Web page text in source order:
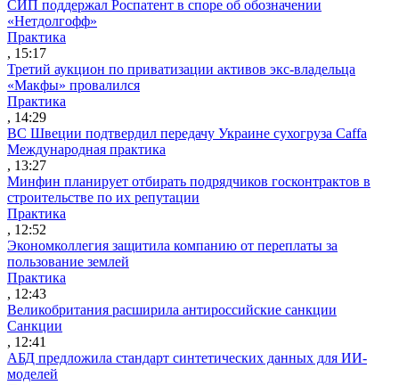
СИП поддержал Роспатент в споре об обозначении
«Нетдолгофф»
Практика
, 15:17
Третий аукцион по приватизации активов экс-владельца
«Макфы» провалился
Практика
, 14:29
ВС Швеции подтвердил передачу Украине сухогруза Caffa
Международная практика
, 13:27
Минфин планирует отбирать подрядчиков госконтрактов в
строительстве по их репутации
Практика
, 12:52
Экономколлегия защитила компанию от переплаты за
пользование землей
Практика
, 12:43
Великобритания расширила антироссийские санкции
Санкции
, 12:41
АБД предложила стандарт синтетических данных для ИИ-
моделей